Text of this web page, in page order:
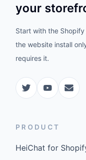
your
Start with the
the website install
requires it.
PRODUCT
HeiChat for